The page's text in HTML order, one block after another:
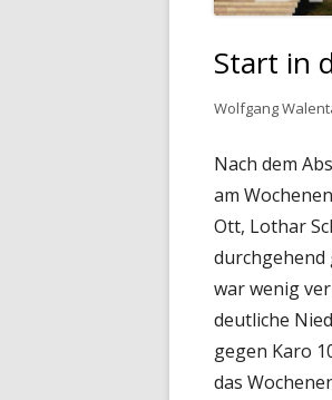
Start in
Autor
Wolfgang
Nach dem
am
Ott, Lothar
durchgehend
war wenig
deutliche
gegen Karo
das